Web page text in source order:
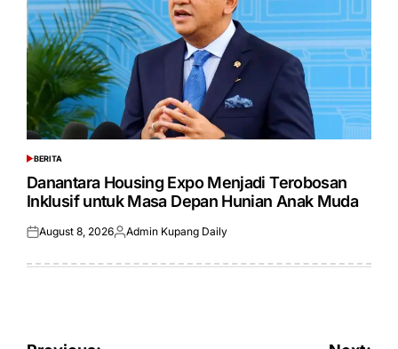
POSTED
IN
BERITA
Danantara Housing Expo Menjadi Terobosan
Inklusif untuk Masa Depan Hunian Anak Muda
Posted
August 8, 2026Posted
Admin Kupang Daily